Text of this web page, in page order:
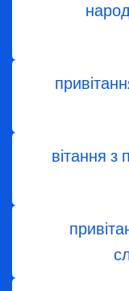
вітання з